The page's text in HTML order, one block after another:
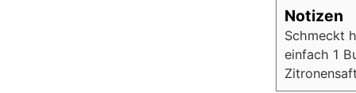
Notizen
Schmeckt
einfach 1